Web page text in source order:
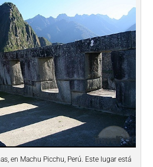
en Machu Picchu, Perú. Este lugar está